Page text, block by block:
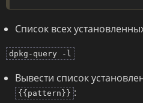
Список всех
dpkg-query -l
Вывести список
{{pattern}} :